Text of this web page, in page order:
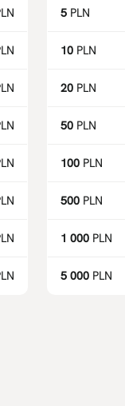
5 PLN
10 PLN
20 PLN
50 PLN
100 PLN
500 PLN
1 000 PLN
5 000 PLN